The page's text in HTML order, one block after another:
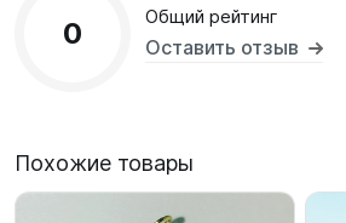
0 Общий рейтинг
Оставить отзыв
Похожие товары